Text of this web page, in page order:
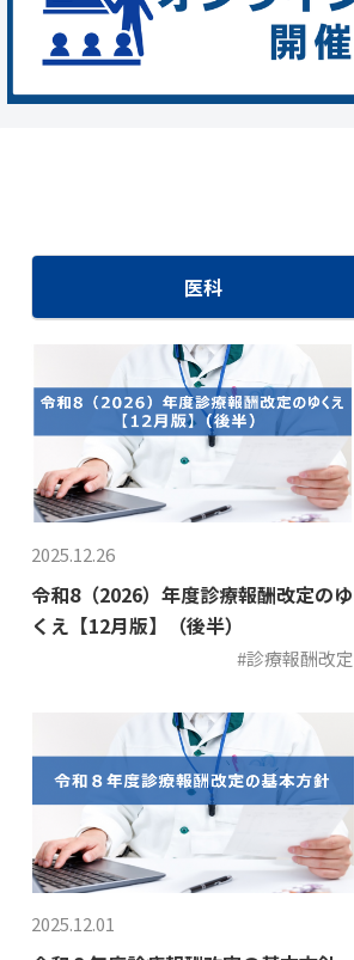
医科
2025.12.26
令和8（2026）年度診療報酬改定のゆ
くえ【12月版】（後半）
#診療報酬改定
2025.12.01